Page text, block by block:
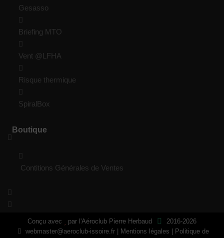
Gesasso
Briefing MTO
Vent @LFHA
Risque thermique
SpiralBox
Boutique
Contitions Générales de Ventes
Conçu avec par l'Aéroclub Pierre Herbaud
2016-2026
webmaster@aeroclub-issoire.fr| Mentions légales
Politique de